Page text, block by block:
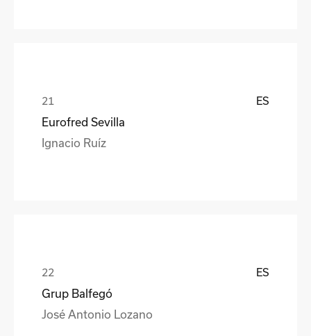
ES
Eurofred Sevilla
Ignacio Ruíz
ES
Grup Balfegó
José Antonio Lozano